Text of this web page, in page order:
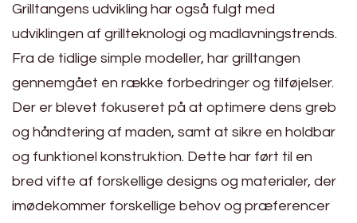
Grilltangens udvikling har også fulgt med
udviklingen af grillteknologi og madlavningstrends.
Fra de tidlige simple modeller, har grilltangen
gennemgået en række forbedringer og tilføjelser.
Der er blevet fokuseret på at optimere dens greb
og håndtering af maden, samt at sikre en holdbar
og funktionel konstruktion. Dette har ført til en
bred vifte af forskellige designs og materialer, der
imødekommer forskellige behov og præferencer